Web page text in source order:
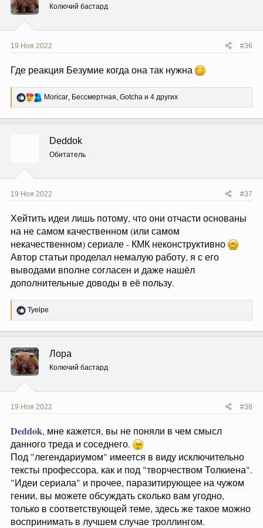
и
:
Колючий бастард
19 Ноя 2022 #36
Где реакция Безумие когда она так нужна
Р
е
Moricar, Бессмертная, Gotcha и 4 других
Deddok
Обитатель
19 Ноя 2022 #37
Хейтить идеи лишь потому, что они отчасти основаны
на не самом качественном (или самом
некачественном) сериале - КМК неконструктивно
Автор статьи проделал немалую работу, я с его
выводами вполне согласен и даже нашёл
дополнительные доводы в её пользу.
Р
е
ц
и
и
:
Tyelpe
Лора
Колючий бастард
19 Ноя 2022 #38
Deddok, мне кажется, вы не поняли в чем смысл
данного треда и соседнего.
Под "легендариумом" имеется в виду исключительно
тексты профессора, как и под "творчеством Толкиена".
"Идеи сериала" и прочее, паразитирующее на чужом
гении, вы можете обсуждать сколько вам угодно,
только в соответствующей теме, здесь же такое можно
воспринимать в лучшем случае троллингом.